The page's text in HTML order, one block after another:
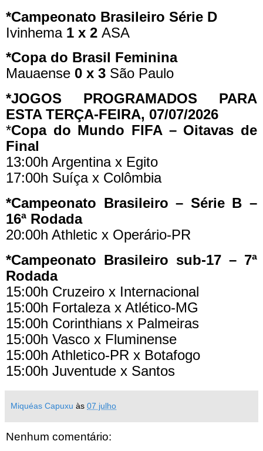
*Campeonato Brasileiro Série D
Ivinhema 1 x 2 ASA
*Copa do Brasil Feminina
Mauaense 0 x 3 São Paulo
*JOGOS PROGRAMADOS PARA
ESTA TERÇA-FEIRA, 07/07/2026
*Copa do Mundo FIFA – Oitavas de
Final
13:00h Argentina x Egito
17:00h Suíça x Colômbia
*Campeonato Brasileiro – Série B –
16ª Rodada
20:00h Athletic x Operário-PR
*Campeonato Brasileiro sub-17 – 7ª
Rodada
15:00h Cruzeiro x Internacional
15:00h Fortaleza x Atlético-MG
15:00h Corinthians x Palmeiras
15:00h Vasco x Fluminense
15:00h Athletico-PR x Botafogo
15:00h Juventude x Santos
Miquéas Capuxu às 07 julho
Nenhum comentário: